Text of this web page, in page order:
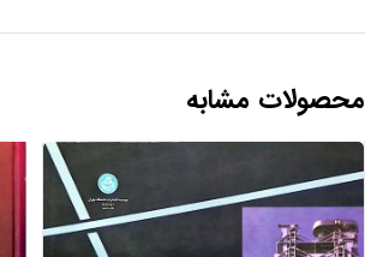
محصولات مشابه